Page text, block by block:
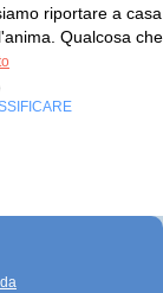
riportare a casa
Qualcosa che